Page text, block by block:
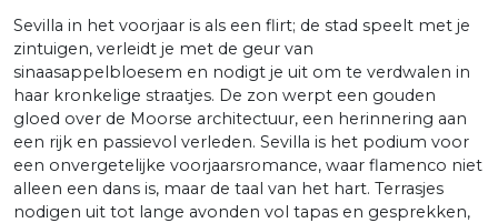
Sevilla in het voorjaar is als een flirt; de stad speelt met je
zintuigen, verleidt je met de geur van
sinaasappelbloesem en nodigt je uit om te verdwalen in
haar kronkelige straatjes. De zon werpt een gouden
gloed over de Moorse architectuur, een herinnering aan
een rijk en passievol verleden. Sevilla is het podium voor
een onvergetelijke voorjaarsromance, waar flamenco niet
alleen een dans is, maar de taal van het hart. Terrasjes
nodigen uit tot lange avonden vol tapas en gesprekken,